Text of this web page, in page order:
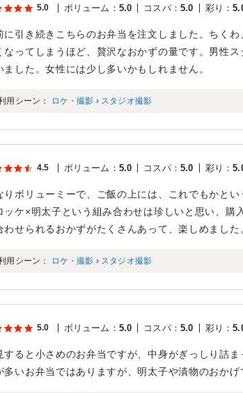
5.0 ボリューム ： 5.0 コスパ： 5.0 彩り ：
に引き続きこちらのお弁当を注文しました。ちく
なってしまうほど、贅沢なおかずの量です。男性
ました。女性には少し多いかもしれません。
用シーン： ロケ・撮影 › スタジオ撮影
4.5 ボリューム ： 5.0 コスパ： 5.0 彩り ：
りボリューミーで、ご飯の上には、これでもかと
ッケ×明太子という組み合わせは珍しいと思い、購
わせられるおかずがたくさんあって、楽しめました
用シーン： ロケ・撮影 › スタジオ撮影
5.0 ボリューム ： 5.0 コスパ： 5.0 彩り ：
すると小さめのお弁当ですが、中身がぎっしり詰
多いお弁当ではありますが、明太子や漬物のおか